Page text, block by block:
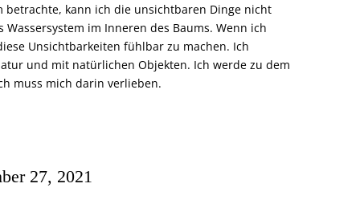
betrachte, kann ich die unsichtbaren Dinge nicht
Wassersystem im Inneren des Baums. Wenn ich
Unsichtbarkeiten fühlbar zu machen. Ich
und mit natürlichen Objekten. Ich werde zu dem
muss mich darin verlieben.
27, 2021